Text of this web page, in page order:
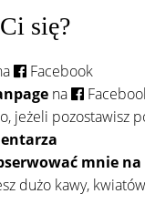
się?
Facebook
na
jeżeli pozostawisz
mnie na
dużo kawy,